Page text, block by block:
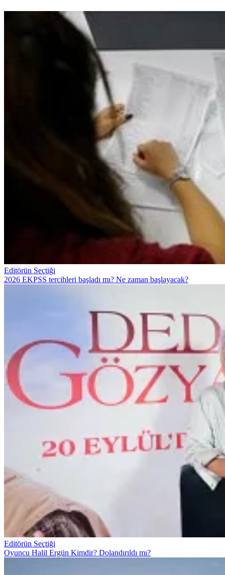
Editörün Seçtiği
2026 EKPSS tercihleri başladı mı? Ne zaman başlayacak?
Editörün Seçtiği
Oyuncu Halil Ergün Kimdir? Dolandırıldı mı?